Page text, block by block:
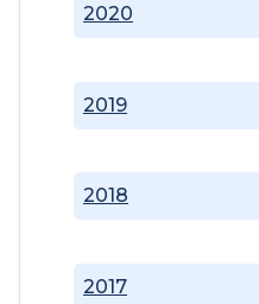
2017
2018
2019
2020